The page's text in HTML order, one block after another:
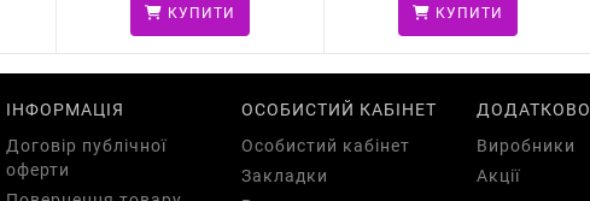
КУПИТИ КУПИТИ
ІНФОРМАЦІЯ
Договір публічної
оферти
ОСОБИСТИЙ КАБІНЕТ
Особистий кабінет
Закладки
ДОДАТКОВО
Виробники
Акції